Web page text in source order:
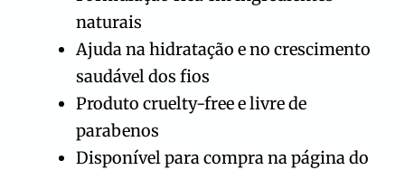
naturais
Ajuda na hidratação e no crescimento
saudável dos fios
Produto cruelty-free e livre de
parabenos
Disponível para compra na página do